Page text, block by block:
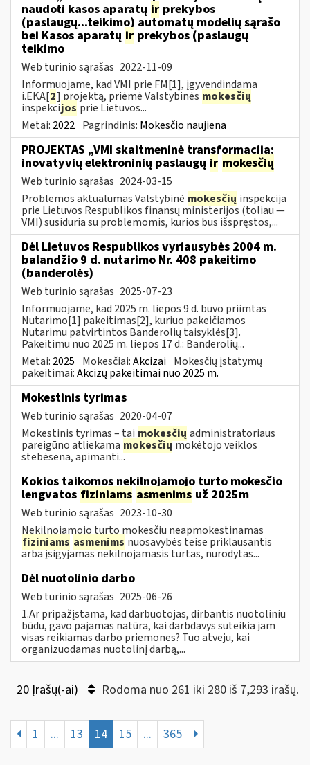
naudoti kasos aparatų ir prekybos
(paslaugų...teikimo) automatų modelių sąrašo
bei Kasos aparatų ir prekybos (paslaugų
teikimo
Web turinio sąrašas 2022-11-09
Informuojame, kad VMI prie FM[1], įgyvendindama
i.EKA[2] projektą, priėmė Valstybinės mokesčių
inspekcijos prie Lietuvos...
Metai: 2022 Pagrindinis: Mokesčio naujiena
PROJEKTAS „VMI skaitmeninė transformacija:
inovatyvių elektroninių paslaugų ir mokesčių
Web turinio sąrašas 2024-03-15
Problemos aktualumas Valstybinė mokesčių inspekcija
prie Lietuvos Respublikos finansų ministerijos (toliau ―
VMI) susiduria su problemomis, kurios bus išspręstos,...
Dėl Lietuvos Respublikos vyriausybės 2004 m.
balandžio 9 d. nutarimo Nr. 408 pakeitimo
(banderolės)
Web turinio sąrašas 2025-07-23
Informuojame, kad 2025 m. liepos 9 d. buvo priimtas
Nutarimo[1] pakeitimas[2], kuriuo pakeičiamos
Nutarimu patvirtintos Banderolių taisyklės[3].
Pakeitimu nuo 2025 m. liepos 17 d.: Banderolių...
Metai: 2025 Mokesčiai:Akcizai Mokesčių įstatymų
pakeitimai:Akcizų pakeitimai nuo 2025 m.
Mokestinis tyrimas
Web turinio sąrašas 2020-04-07
Mokestinis tyrimas – tai mokesčių administratoriaus
pareigūno atliekama mokesčiųmokėtojo veiklos
stebėsena, apimanti...
Kokios taikomos nekilnojamojo turto mokesčio
lengvatos fiziniams asmenims už 2025m
Web turinio sąrašas 2023-10-30
Nekilnojamojo turto mokesčiu neapmokestinamas
fiziniams asmenims nuosavybės teise priklausantis
arba įsigyjamas nekilnojamasis turtas, nurodytas...
Dėl nuotolinio darbo
Web turinio sąrašas 2025-06-26
1.Ar pripažįstama, kad darbuotojas, dirbantis nuotoliniu
būdu, gavo pajamas natūra, kai darbdavys suteikia jam
visas reikiamas darbo priemones? Tuo atveju, kai
organizuodamas nuotolinį darbą,...
20 Įrašų(-ai) Rodoma nuo 261 iki 280 iš 7,293 irašų.
1 ... 13 14 15 ... 365